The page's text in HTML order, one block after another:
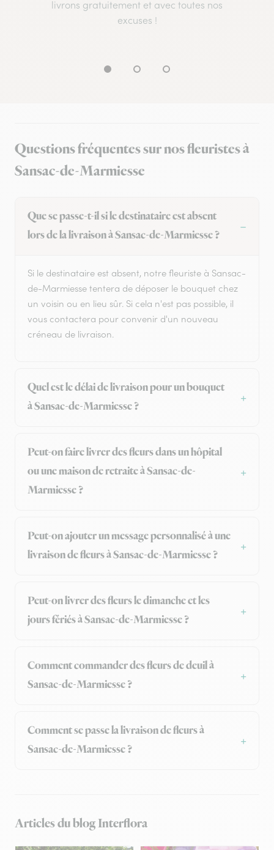
livrons gratuitement et avec toutes nos
excuses !
Questions fréquentes sur nos fleuristes à
Sansac-de-Marmiesse
Que se passe-t-il si le destinataire est absent
lors de la livraison à Sansac-de-Marmiesse ?
Si le destinataire est absent, notre fleuriste à Sansac-
de-Marmiesse tentera de déposer le bouquet chez
un voisin ou en lieu sûr. Si cela n'est pas possible, il
vous contactera pour convenir d'un nouveau
créneau de livraison.
Quel est le délai de livraison pour un bouquet
à Sansac-de-Marmiesse ?
Peut-on faire livrer des fleurs dans un hôpital
ou une maison de retraite à Sansac-de-
Marmiesse ?
Peut-on ajouter un message personnalisé à une
livraison de fleurs à Sansac-de-Marmiesse ?
Peut-on livrer des fleurs le dimanche et les
jours fériés à Sansac-de-Marmiesse ?
Comment commander des fleurs de deuil à
Sansac-de-Marmiesse ?
Comment se passe la livraison de fleurs à
Sansac-de-Marmiesse ?
Articles du blog Interflora